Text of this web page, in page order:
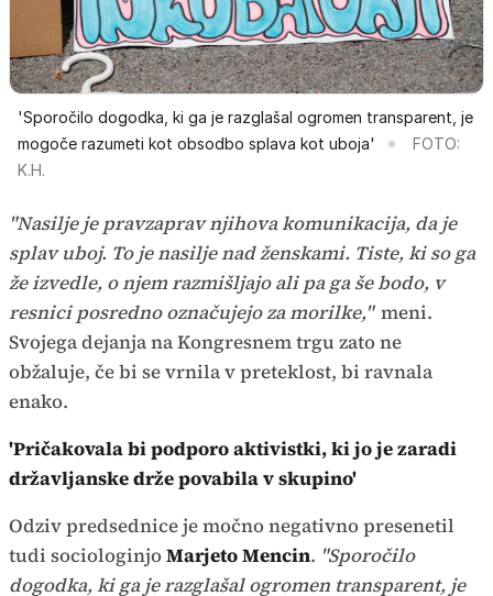
'Sporočilo dogodka, ki ga je razglašal ogromen transparent, je
mogoče razumeti kot obsodbo splava kot uboja'
FOTO:
K.H.
"Nasilje je pravzaprav njihova komunikacija, da je
splav uboj. To je nasilje nad ženskami. Tiste, ki so ga
že izvedle, o njem razmišljajo ali pa ga še bodo, v
resnici posredno označujejo za morilke," meni.
Svojega dejanja na Kongresnem trgu zato ne
obžaluje, če bi se vrnila v preteklost, bi ravnala
enako.
'Pričakovala bi podporo aktivistki, ki jo je zaradi
državljanske drže povabila v skupino'
Odziv predsednice je močno negativno presenetil
tudi sociologinjoMarjeto Mencin. "Sporočilo
dogodka, ki ga je razglašal ogromen transparent, je